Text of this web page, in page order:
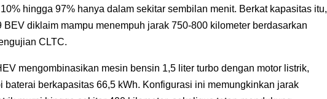
hingga 97% hanya dalam sekitar sembilan menit. Berkat kapasitas itu,
BEV diklaim mampu menempuh jarak 750-800 kilometer berdasarkan
CLTC.
mengombinasikan mesin bensin 1,5 liter turbo dengan motor listrik,
baterai berkapasitas 66,5 kWh. Konfigurasi ini memungkinkan jarak